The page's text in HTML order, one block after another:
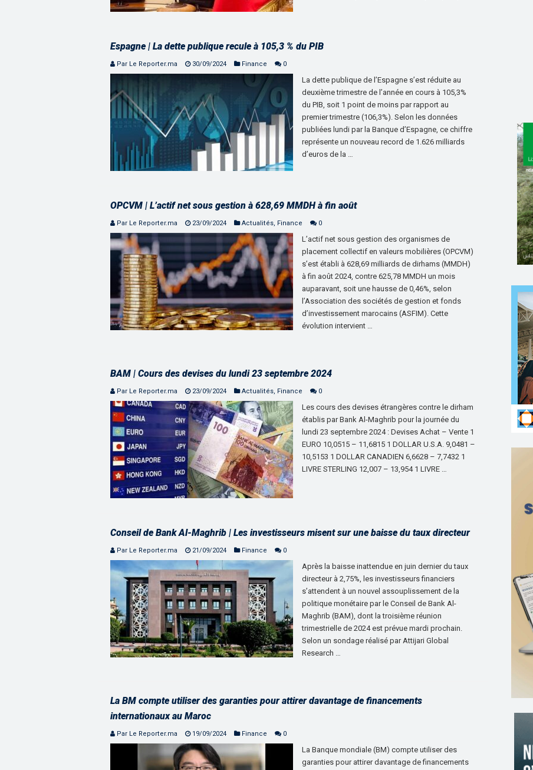
Espagne | La dette publique recule à 105,3 % du PIB
Par Le Reporter.ma 30/09/2024 Finance 0
La dette publique de l’Espagne s’est réduite au
deuxième trimestre de l’année en cours à 105,3%
du PIB, soit 1 point de moins par rapport au
premier trimestre (106,3%). Selon les données
publiées lundi par la Banque d’Espagne, ce chiffre
représente un nouveau record de 1.626 milliards
d’euros de la …
OPCVM | L’actif net sous gestion à 628,69 MMDH à fin août
Par Le Reporter.ma 23/09/2024 Actualités, Finance 0
L’actif net sous gestion des organismes de
placement collectif en valeurs mobilières (OPCVM)
s’est établi à 628,69 milliards de dirhams (MMDH)
à fin août 2024, contre 625,78 MMDH un mois
auparavant, soit une hausse de 0,46%, selon
l’Association des sociétés de gestion et fonds
d’investissement marocains (ASFIM). Cette
évolution intervient …
BAM | Cours des devises du lundi 23 septembre 2024
Par Le Reporter.ma 23/09/2024 Actualités, Finance 0
Les cours des devises étrangères contre le dirham
établis par Bank Al-Maghrib pour la journée du
lundi 23 septembre 2024 : Devises Achat – Vente 1
EURO 10,0515 – 11,6815 1 DOLLAR U.S.A. 9,0481 –
10,5153 1 DOLLAR CANADIEN 6,6628 – 7,7432 1
LIVRE STERLING 12,007 – 13,954 1 LIVRE …
Conseil de Bank Al-Maghrib | Les investisseurs misent sur une baisse du taux directeur
Par Le Reporter.ma 21/09/2024 Finance 0
Après la baisse inattendue en juin dernier du taux
directeur à 2,75%, les investisseurs financiers
s’attendent à un nouvel assouplissement de la
politique monétaire par le Conseil de Bank Al-
Maghrib (BAM), dont la troisième réunion
trimestrielle de 2024 est prévue mardi prochain.
Selon un sondage réalisé par Attijari Global
Research …
La BM compte utiliser des garanties pour attirer davantage de financements
internationaux au Maroc
Par Le Reporter.ma 19/09/2024 Finance 0
La Banque mondiale (BM) compte utiliser des
garanties pour attirer davantage de financements